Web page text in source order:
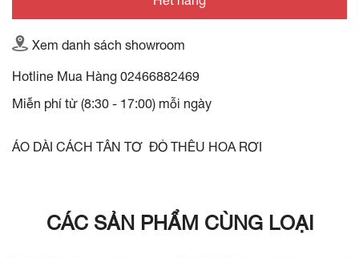
Xem danh sách showroom
Hotline Mua Hàng 02466882469
Miễn phí từ (8:30 - 17:00) mỗi ngày
ÁO DÀI CÁCH TÂN TƠ ĐỎ THÊU HOA RƠI
CÁC SẢN PHẨM CÙNG LOẠI